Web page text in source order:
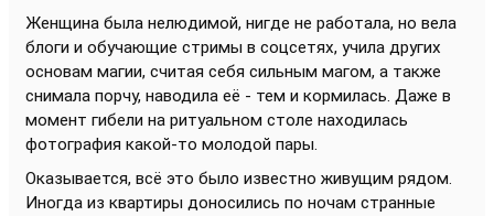
Женщина была нелюдимой, нигде не работала, но вела
блоги и обучающие стримы в соцсетях, учила других
основам магии, считая себя сильным магом, а также
снимала порчу, наводила её - тем и кормилась. Даже в
момент гибели на ритуальном столе находилась
фотография какой-то молодой пары.
Оказывается, всё это было известно живущим рядом.
Иногда из квартиры доносились по ночам странные